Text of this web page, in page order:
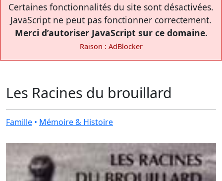
Certaines fonctionnalités du site sont désactivées.
JavaScript ne peut pas fonctionner correctement.
Merci d’autoriser JavaScript sur ce domaine.
Raison : AdBlocker
Les Racines du brouillard
Famille • Mémoire & Histoire